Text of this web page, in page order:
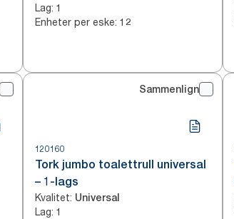
Lag: 1
Enheter per eske: 12
Sammenlign
120160
Tork jumbo toalettrull universal
– 1-lags
Kvalitet: Universal
Lag: 1